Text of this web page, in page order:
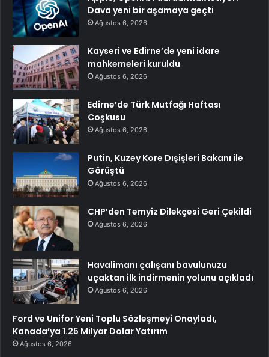
Dava yeni bir aşamaya geçti
Ağustos 6, 2026
Kayseri ve Edirne’de yeni idare
mahkemeleri kuruldu
Ağustos 6, 2026
Edirne’de Türk Mutfağı Haftası
Coşkusu
Ağustos 6, 2026
Putin, Kuzey Kore Dışişleri Bakanı ile
Görüştü
Ağustos 6, 2026
CHP’den Temyiz Dilekçesi Geri Çekildi
Ağustos 6, 2026
Havalimanı çalışanı bavulunuzu
uçaktan ilk indirmenin yolunu açıkladı
Ağustos 6, 2026
Ford ve Unifor Yeni Toplu Sözleşmeyi Onayladı,
Kanada’ya 1.25 Milyar Dolar Yatırım
Ağustos 6, 2026